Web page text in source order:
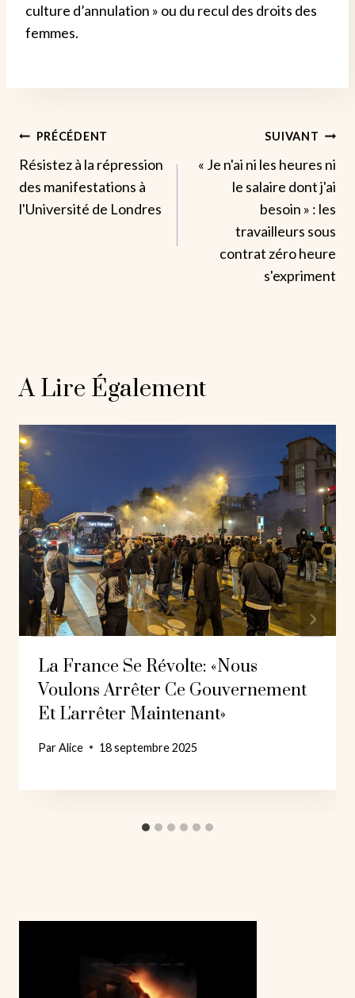
culture d’annulation » ou du recul des droits des
femmes.
Navigation
De
L’article
PRÉCÉDENT
Résistez à la répression
des manifestations à
l'Université de Londres
SUIVANT
« Je n'ai ni les heures ni
le salaire dont j'ai
besoin » : les
travailleurs sous
contrat zéro heure
s'expriment
A Lire Également
La France Se Révolte: «Nous
Voulons Arrêter Ce Gouvernement
Et L'arrêter Maintenant»
ParAlice 18 septembre 2025